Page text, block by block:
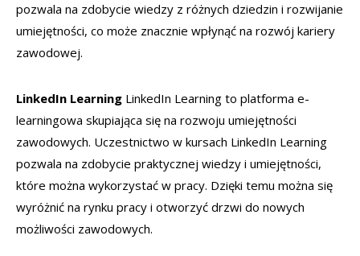
pozwala na zdobycie wiedzy z różnych dziedzin i rozwijanie
umiejętności, co może znacznie wpłynąć na rozwój kariery
zawodowej.
LinkedIn Learning LinkedIn Learning to platforma e-
learningowa skupiająca się na rozwoju umiejętności
zawodowych. Uczestnictwo w kursach LinkedIn Learning
pozwala na zdobycie praktycznej wiedzy i umiejętności,
które można wykorzystać w pracy. Dzięki temu można się
wyróżnić na rynku pracy i otworzyć drzwi do nowych
możliwości zawodowych.